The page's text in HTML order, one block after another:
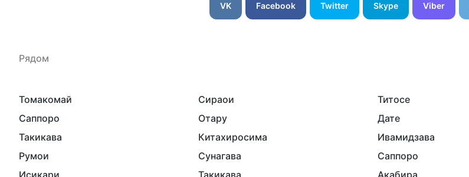
VK Facebook Twitter Skype Viber
Рядом
Томакомай Сираои Титосе
Саппоро
Отару Дате
Такикава
Китахиросима Ивамидзава
Румои
Сунагава Саппоро
Исикари
Такикава Акабира